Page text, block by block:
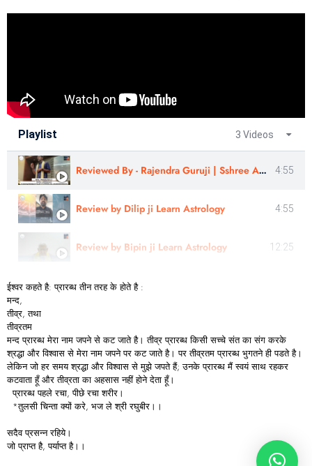
Playlist 3 Videos
Reviewed By - Rajendra Guruji | Sshree Astro Vastu 4:55
Review by Dilip ji Learn Astrology 4:55
Review by Bipin ji Learn Astrology 12:25
ईश्वर कहते है: प्रारब्ध तीन तरह के होते है :
मन्द,
तीव्र, तथा
तीव्रतम
मन्द प्रारब्ध मेरा नाम जपने से कट जाते है। तीव्र प्रारब्ध किसी सच्चे संत का संग करके
श्रद्धा और विश्वास से मेरा नाम जपने पर कट जाते है। पर तीव्रतम प्रारब्ध भुगतने ही पडते है।
लेकिन जो हर समय श्रद्धा और विश्वास से मुझे जपते हैं; उनके प्रारब्ध मैं स्वयं साथ रहकर
कटवाता हूँ और तीव्रता का अहसास नहीं होने देता हूँ।
प्रारब्ध पहले रचा, पीछे रचा शरीर।
*तुलसी चिन्ता क्यों करे, भज ले श्री रघुबीर।।
सदैव प्रसन्न रहिये।
जो प्राप्त है, पर्याप्त है।।